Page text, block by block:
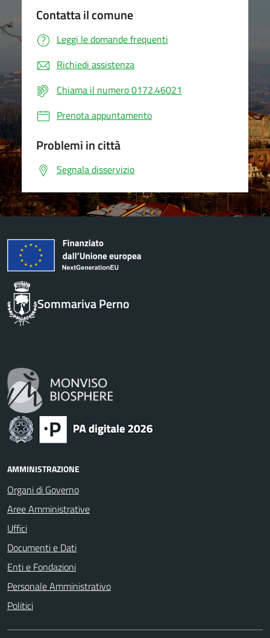
Contatta il comune
Leggi le domande frequenti
Richiedi assistenza
Chiama il numero 0172.46021
Prenota appuntamento
Problemi in città
Segnala disservizio
Sommariva Perno
AMMINISTRAZIONE
Organi di Governo
Aree Amministrative
Uffici
Documenti e Dati
Enti e Fondazioni
Personale Amministrativo
Politici